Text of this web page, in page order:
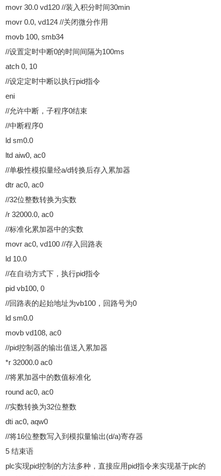
movr 30.0 vd120 //装入积分时间30min
movr 0.0, vd124 //关闭微分作用
movb 100, smb34
//设置定时中断0的时间间隔为100ms
atch 0, 10
//设定定时中断以执行pid指令
eni
//允许中断，子程序0结束
//中断程序0
ld sm0.0
ltd aiw0, ac0
//单极性模拟量经a/d转换后存入累加器
dtr ac0, ac0
//32位整数转换为实数
/r 32000.0, ac0
//标准化累加器中的实数
movr ac0, vd100 //存入回路表
ld 10.0
//在自动方式下，执行pid指令
pid vb100, 0
//回路表的起始地址为vb100，回路号为0
ld sm0.0
movb vd108, ac0
//pid控制器的输出值送入累加器
*r 32000.0 ac0
//将累加器中的数值标准化
round ac0, ac0
//实数转换为32位整数
dti ac0, aqw0
//将16位整数写入到模拟量输出(d/a)寄存器
5 结束语
plc实现pid控制的方法多种，直接应用pid指令来实现基于plc的